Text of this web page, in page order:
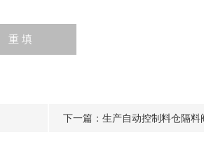
下一篇： 生产自动控制料仓隔